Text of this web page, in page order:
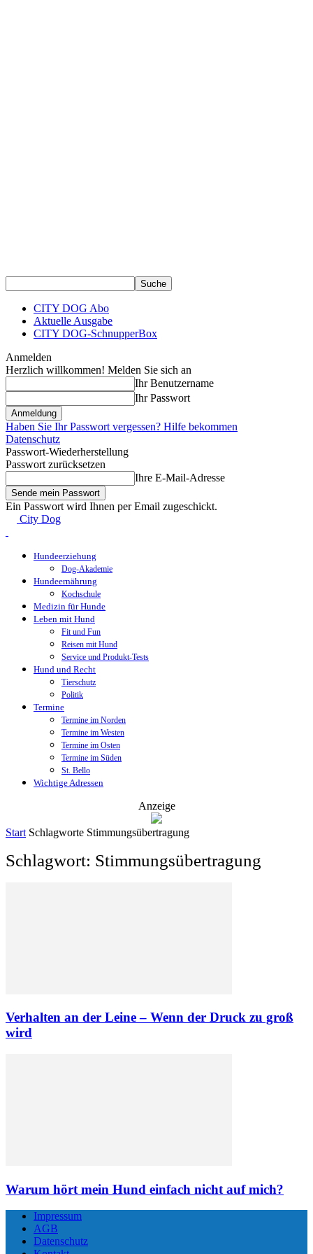
CITY DOG Abo
Aktuelle Ausgabe
CITY DOG-SchnupperBox
Anmelden
Herzlich willkommen! Melden Sie sich an
Ihr Benutzername
Ihr Passwort
Haben Sie Ihr Passwort vergessen? Hilfe bekommen
Datenschutz
Passwort-Wiederherstellung
Passwort zurücksetzen
Ihre E-Mail-Adresse
Ein Passwort wird Ihnen per Email zugeschickt.
City Dog
Hundeerziehung
Dog-Akademie
Hundeernährung
Kochschule
Medizin für Hunde
Leben mit Hund
Fit und Fun
Reisen mit Hund
Service und Produkt-Tests
Hund und Recht
Tierschutz
Politik
Termine
Termine im Norden
Termine im Westen
Termine im Osten
Termine im Süden
St. Bello
Wichtige Adressen
Anzeige
Start Schlagworte Stimmungsübertragung
Schlagwort: Stimmungsübertragung
Verhalten an der Leine – Wenn der Druck zu groß
wird
Warum hört mein Hund einfach nicht auf mich?
Impressum
AGB
Datenschutz